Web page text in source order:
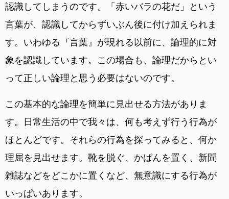
認識してしまうのです。「赤いバラの花だ」という
言葉が、認識してからずいぶん後に付け加えられま
す。いわゆる『言葉』が現れる以前に、論理的に対
象を認識しています。この場合も、論理だからとい
って正しい論理と思う必要はないのです。
この基本的な論理を簡単に見出せる方法がありま
す。日常生活の中で我々は、何も考えず行う行為が
ほとんどです。それらの行為を探ってみると、何か
理屈を見出せます。靴を脱ぐ、かばんを置く、新聞
雑誌などをどこかに置くなど、無意識にする行為が
いっぱいあります。